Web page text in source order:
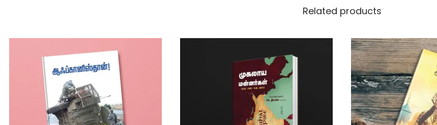
Related products